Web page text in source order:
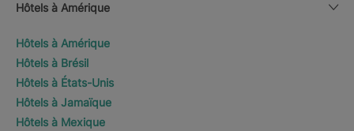
Hôtels à Amérique
Hôtels à Amérique
Hôtels à Brésil
Hôtels à États-Unis
Hôtels à Jamaïque
Hôtels à Mexique